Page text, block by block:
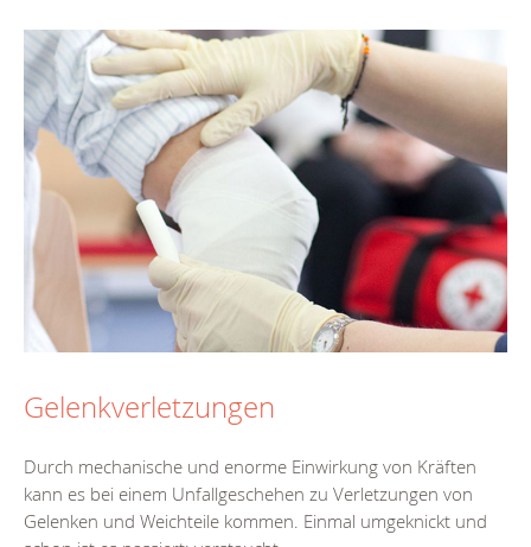
Gelenkverletzungen
Durch mechanische und enorme Einwirkung von Kräften
kann es bei einem Unfallgeschehen zu Verletzungen von
Gelenken und Weichteile kommen. Einmal umgeknickt und